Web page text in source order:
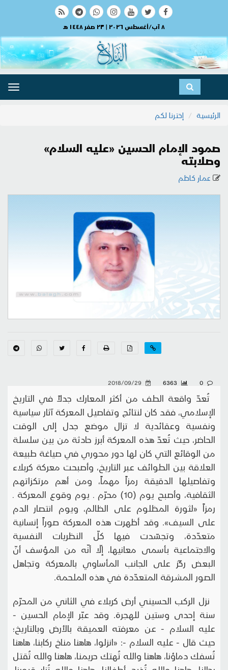
٨ آب/أغسطس ٢٠٢٦ | ٢٣ صفر ١٤٤٨ هـ
الرئيسية
إخترنا لكم
صمود الإمام الحسين «عليه السلام»
وصلابته
عمار كاظم
تُعدّ واقعة الطف من أكثر المعارك جدلاً في التاريخ
الإسلامي، فقد كان لنتائج وتفاصيل المعركة آثار سياسية
ونفسية وعقائدية لا تزال موضع جدل إلى الوقت
الحاضر، حيث تُعدّ هذه المعركة أبرز حادثة من بين سلسلة
من الوقائع التي كان لها دور محوري في صياغة طبيعة
العلاقة بين الطوائف عبر التاريخ، وأصبحت معركة كربلاء
وتفاصيلها الدقيقة رمزاً مهماً، ومن أهم مرتكزاتهم
الثقافية، وأصبح يوم (10) محرّم ـ يوم وقوع المعركة ـ
رمزاً «لثورة المظلوم على الظالم، ويوم انتصار الدم
على السيف». وقد أظهرت هذه المعركة صوراً إنسانية
متعدّدة، وتجسّدت فيها كلّ النظريات النفسية
والاجتماعية بأسمى معانيها، إلّا أنّه من المؤسف أنّ
البعض ركّز على الجانب المأساوي بالمعركة وتجاهل
الصور المشـرقة المتعدّدة في هذه الملحمة.
نزل الركب الحسيني أرض كربلاء في الثاني من المحرّم
سنة إحدى وستين للهجرة. وقد عبّر الإمام الحسين -
عليه السلام - عن معرفته العميقة بالأرض وبالتاريخ؛
حيث قال - عليه السلام -: «انزلوا، هاهنا مناخ ركابنا، هاهنا
تُسفك دماؤنا، هاهنا والله تُهتك حريمنا، هاهنا والله تُقتل